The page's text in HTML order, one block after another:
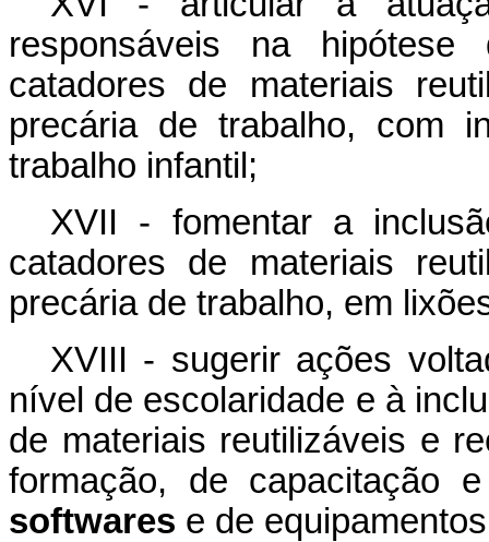
responsáveis na
catadores de materiais
precária de trabalho, com
trabalho infantil;
XVII - fomentar a
catadores de materiais
precária de trabalho, em
XVIII - sugerir ações
nível de escolaridade e à
de materiais reutilizáveis e
formação, de capacitação
softwares e de